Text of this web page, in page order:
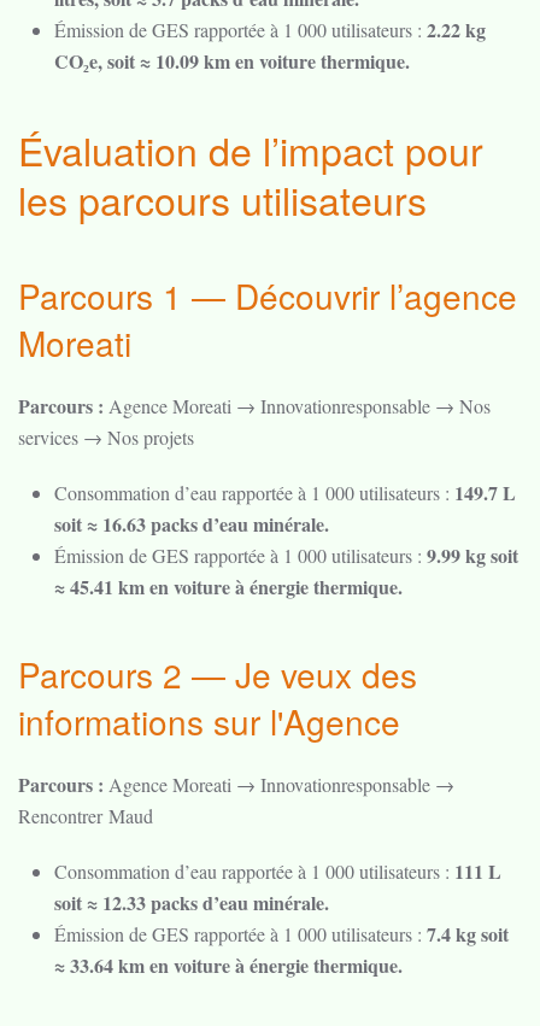
Émission de GES rapportée à 1 000 utilisateurs : 2.22 kg
CO₂e, soit ≈ 10.09 km en voiture thermique.
Évaluation de l’impact pour
les parcours utilisateurs
Parcours 1 — Découvrir l’agence
Moreati
Parcours : Agence Moreati → Innovationresponsable → Nos
services → Nos projets
Consommation d’eau rapportée à 1 000 utilisateurs : 149.7 L
soit ≈ 16.63 packs d’eau minérale.
Émission de GES rapportée à 1 000 utilisateurs : 9.99 kg soit
≈ 45.41 km en voiture à énergie thermique.
Parcours 2 — Je veux des
informations sur l'Agence
Parcours : Agence Moreati → Innovationresponsable →
Rencontrer Maud
Consommation d’eau rapportée à 1 000 utilisateurs : 111 L
soit ≈ 12.33 packs d’eau minérale.
Émission de GES rapportée à 1 000 utilisateurs : 7.4 kg soit
≈ 33.64 km en voiture à énergie thermique.